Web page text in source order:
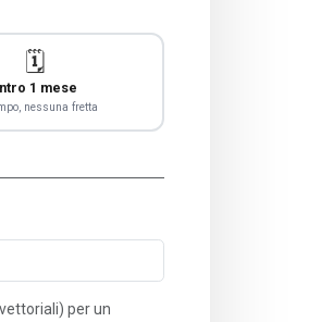
🗓️
1 mese
nessuna fretta
per un